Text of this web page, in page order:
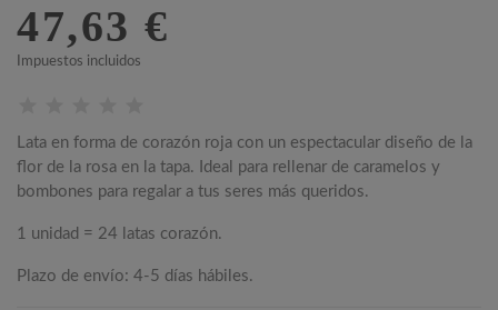
47,63 €
Impuestos incluidos
Lata en forma de corazón roja con un espectacular diseño de la
flor de la rosa en la tapa. Ideal para rellenar de caramelos y
bombones para regalar a tus seres más queridos.
1 unidad = 24 latas corazón.
Plazo de envío: 4-5 días hábiles.